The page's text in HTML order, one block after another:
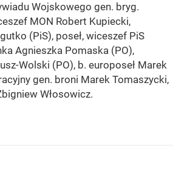
Wojskowego gen. bryg.
MON Robert Kupiecki,
(PiS), poseł, wiceszef PiS
Agnieszka Pomaska (PO),
Wolski (PO), b. europoseł Marek
gen. broni Marek Tomaszycki,
Włosowicz.